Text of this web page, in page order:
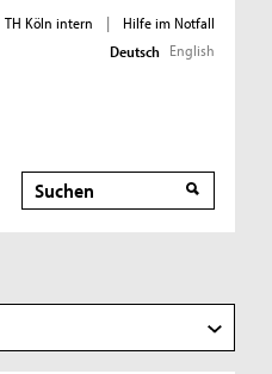
TH Köln intern |
Hilfe im Notfall
Deutsch English
Suche
Suche